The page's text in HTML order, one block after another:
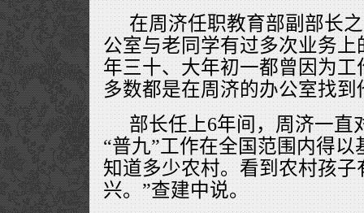
在周济任职教育部副部长
公室与老同学有过多次业务
年三十、大年初一都曾因为
多数都是在周济的办公室找到
部长任上6年间，周济一直
“普九”工作在全国范围内得以
知道多少农村。看到农村孩
兴。”查建中说。